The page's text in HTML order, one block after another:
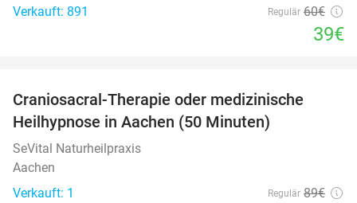
Verkauft: 891
Regulär 60€
39€
Craniosacral-Therapie oder medizinische
Heilhypnose in Aachen (50 Minuten)
SeVital Naturheilpraxis
Aachen
Verkauft: 1
Regulär 89€